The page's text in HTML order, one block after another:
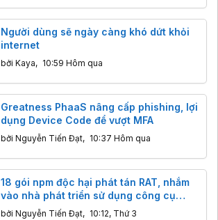
Người dùng sẽ ngày càng khó dứt khỏi
internet
bởi Kaya, 10:59 Hôm qua
Greatness PhaaS nâng cấp phishing, lợi
dụng Device Code để vượt MFA
bởi Nguyễn Tiến Đạt, 10:37 Hôm qua
18 gói npm độc hại phát tán RAT, nhắm
vào nhà phát triển sử dụng công cụ
Alibaba
bởi Nguyễn Tiến Đạt, 10:12, Thứ 3